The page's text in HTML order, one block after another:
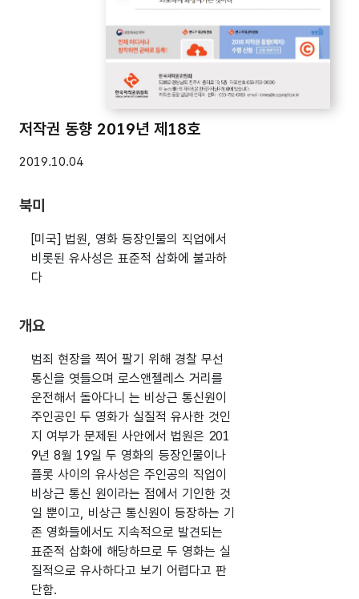
저작권 동향 2019년 제18호
2019.10.04
북미
[미국] 법원, 영화 등장인물의 직업에서
비롯된 유사성은 표준적 삽화에 불과하
다
개요
범죄 현장을 찍어 팔기 위해 경찰 무선
통신을 엿들으며 로스앤젤레스 거리를
운전해서 돌아다니 는 비상근 통신원이
주인공인 두 영화가 실질적 유사한 것인
지 여부가 문제된 사안에서 법원은 201
9년 8월 19일 두 영화의 등장인물이나
플롯 사이의 유사성은 주인공의 직업이
비상근 통신 원이라는 점에서 기인한 것
일 뿐이고, 비상근 통신원이 등장하는 기
존 영화들에서도 지속적으로 발견되는
표준적 삽화에 해당하므로 두 영화는 실
질적으로 유사하다고 보기 어렵다고 판
단함.